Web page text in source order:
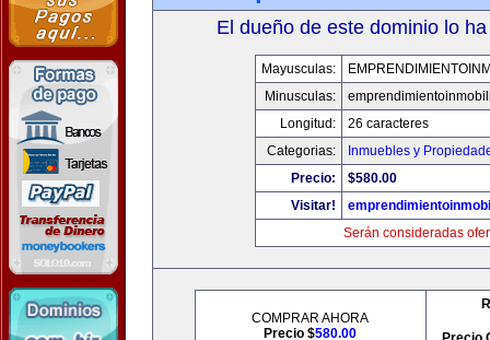
El dueño de este dominio lo
Mayusculas:
Minusculas:
Longitud:
26 caracteres
Categorias:
Inmuebles y
Precio:
$580.00
Visitar!
Serán consideradas
COMPRAR AHORA
Precio $580.00